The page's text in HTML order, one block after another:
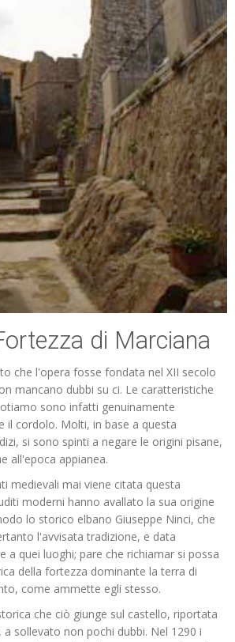
di Marciana
che l'opera fosse fondata nel XII secolo
mancano dubbi su ci. Le caratteristiche
sono infatti genuinamente
il cordolo. Molti, in base a questa
si sono spinti a negare le origini pisane,
all'epoca appianea.
medievali mai viene citata questa
moderni hanno avallato la sua origine
lo storico elbano Giuseppe Ninci, che
l'avvisata tradizione, e data
a quei luoghi; pare che richiamar si possa
della fortezza dominante la terra di
come ammette egli stesso.
che ciò giunge sul castello, riportata
sollevato non pochi dubbi. Nel 1290 i